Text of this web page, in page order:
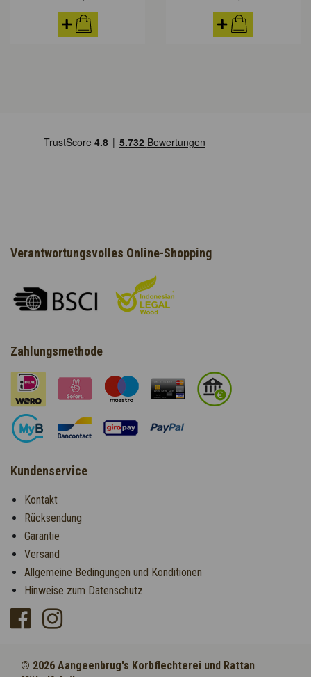
Verantwortungsvolles Online-Shopping
Zahlungsmethode
Kundenservice
Kontakt
Rücksendung
Garantie
Versand
Allgemeine Bedingungen und Konditionen
Hinweise zum Datenschutz
© 2026 Aangeenbrug's Korbflechterei und Rattan